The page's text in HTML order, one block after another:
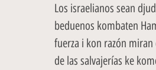
Los israelianos sean
beduenos kombaten
fuerza i kon razón miran
de las salvajerías ke